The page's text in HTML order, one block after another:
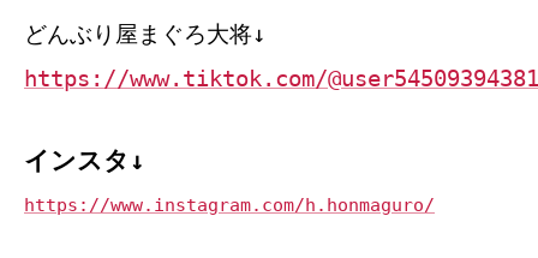
どんぶり屋まぐろ大将↓
https://www.tiktok.com/
インスタ↓
https://www.instagram.com/h.honmaguro/